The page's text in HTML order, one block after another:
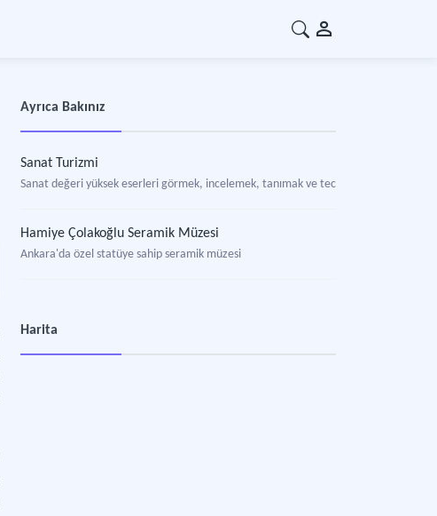
Ayrıca Bakınız
Sanat Turizmi
Sanat değeri yüksek eserleri görmek, incelemek, tanımak ve tecrübe etmek için
Hamiye Çolakoğlu Seramik Müzesi
Ankara'da özel statüye sahip seramik müzesi
Harita